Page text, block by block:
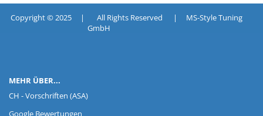
Copyright © 2025 | All Rights Reserved | MS-Style Tuning
GmbH
MEHR ÜBER...
CH - Vorschriften (ASA)
Google Bewertungen